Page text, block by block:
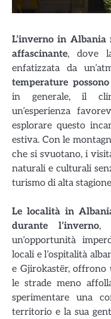
L’inverno in
affascinante, dove
enfatizzata da
temperature
in generale, il
un’esperienza
esplorare questo
estiva. Con le
che si svuotano, i
naturali e culturali
turismo di alta
Le località in
durante l’inverno,
un’opportunità
locali e l’ospitalità
e Gjirokastër, offrono
le strade meno
sperimentare una
territorio e la sua